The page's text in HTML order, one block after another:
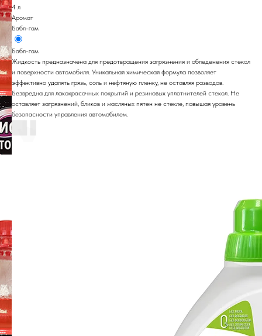
4 л
Аромат
Бабл-гам
Бабл-гам
Жидкость предназначена для предотвращения загрязнения и обледенения стекол
и поверхности автомобиля. Уникальная химическая формула позволяет
эффективно удалять грязь, соль и нефтяную пленку, не оставляя разводов.
Безвредна для лакокрасочных покрытий и резиновых уплотнителей стекол. Не
оставляет загрязнений, бликов и масляных пятен не стекле, повышая уровень
безопасности управления автомобилем.